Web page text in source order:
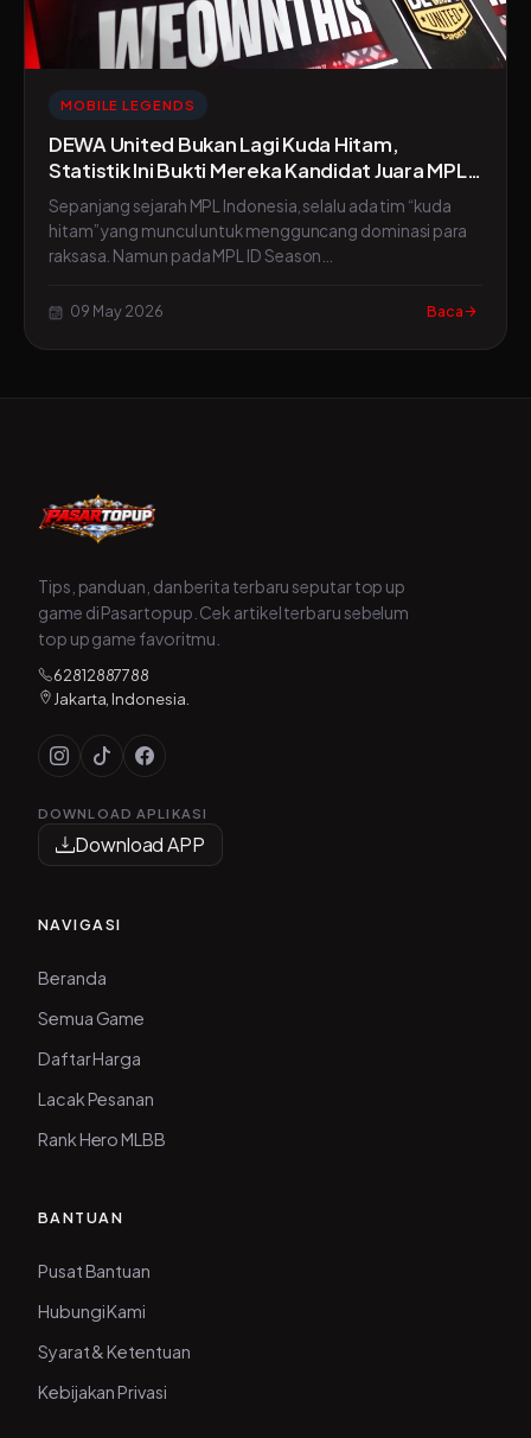
MOBILE LEGENDS
DEWA United Bukan Lagi Kuda Hitam,
Statistik Ini Bukti Mereka Kandidat Juara MPL
ID S17
Sepanjang sejarah MPL Indonesia, selalu ada tim “kuda
hitam” yang muncul untuk mengguncang dominasi para
raksasa. Namun pada MPL ID Season…
09 May 2026 Baca
Tips, panduan, dan berita terbaru seputar top up
game di Pasartopup. Cek artikel terbaru sebelum
top up game favoritmu.
62812887788
Jakarta, Indonesia.
DOWNLOAD APLIKASI
Download APP
NAVIGASI
Beranda
Semua Game
Daftar Harga
Lacak Pesanan
Rank Hero MLBB
BANTUAN
Pusat Bantuan
Hubungi Kami
Syarat & Ketentuan
Kebijakan Privasi